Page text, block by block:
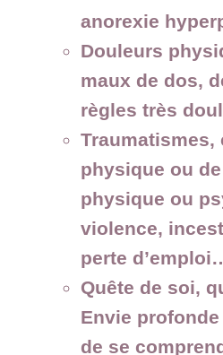
anorexie
Douleurs
maux de dos,
règles très
Traumatismes,
physique ou
physique ou
violence,
perte
Quête de soi,
Envie
de se